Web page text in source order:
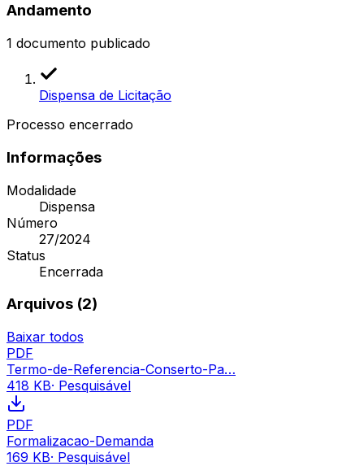
Andamento
1 documento publicado
Dispensa de Licitação
Processo encerrado
Informações
Modalidade
Dispensa
Número
27/2024
Status
Encerrada
Arquivos (2)
Baixar todos
PDF
Termo-de-Referencia-Conserto-Pa…
418 KB· Pesquisável
PDF
Formalizacao-Demanda
169 KB· Pesquisável